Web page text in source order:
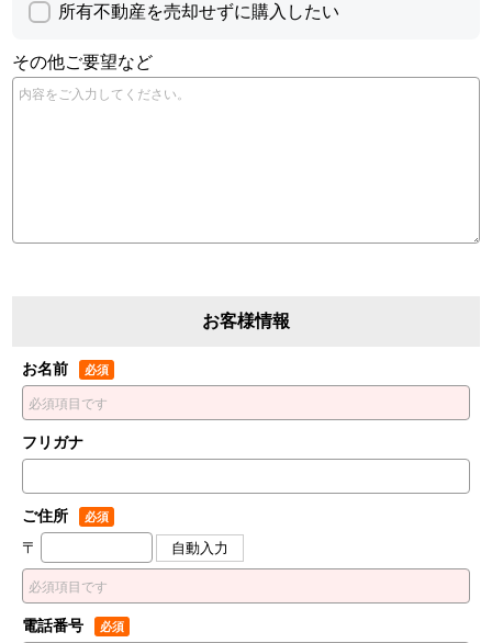
所有不動産を売却せずに購入したい
その他ご要望など
お客様情報
お名前
フリガナ
ご住所
〒
電話番号